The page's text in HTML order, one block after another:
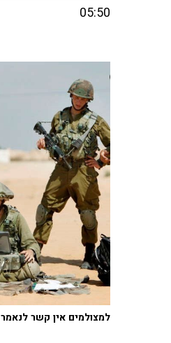
05:50
למצולמים אין קשר לנאמר